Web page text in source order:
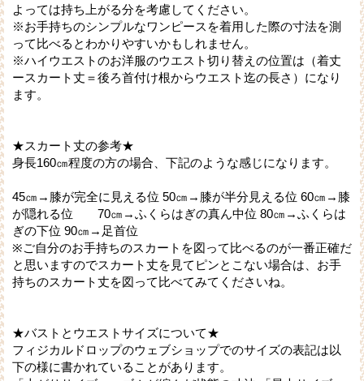
よっては持ち上がる分を考慮してください。
※お手持ちのシンプルなワンピースを着用した際の寸法を測
って比べるとわかりやすいかもしれません。
※ハイウエストのお洋服のウエスト切り替えの位置は（着丈
ースカート丈＝後ろ首付け根からウエスト迄の長さ）になり
ます。
★スカート丈の参考★
身長160㎝程度の方の場合、下記のような感じになります。
45㎝→膝が完全に見える位 50㎝→膝が半分見える位 60㎝→膝
が隠れる位 70㎝→ふくらはぎの真ん中位 80㎝→ふくらは
ぎの下位 90㎝→足首位
※ご自分のお手持ちのスカートを図って比べるのが一番正確だ
と思いますのでスカート丈を見てピンとこない場合は、お手
持ちのスカート丈を図って比べてみてくださいね。
★バストとウエストサイズについて★
フィジカルドロップのウェブショップでのサイズの表記は以
下の様に書かれていることがあります。